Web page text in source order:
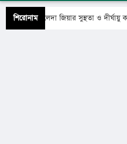
শিরোনামখালেদা জিয়ার সুস্থতা ও দীর্ঘায়ু